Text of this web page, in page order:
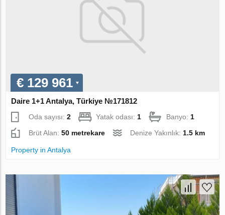
€ 129 961
Daire 1+1 Antalya, Türkiye №171812
Oda sayısı:2 Yatak odası: 1 Banyo: 1
Brüt Alan:50 metrekare Denize Yakınlık: 1.5 km
Property in Antalya